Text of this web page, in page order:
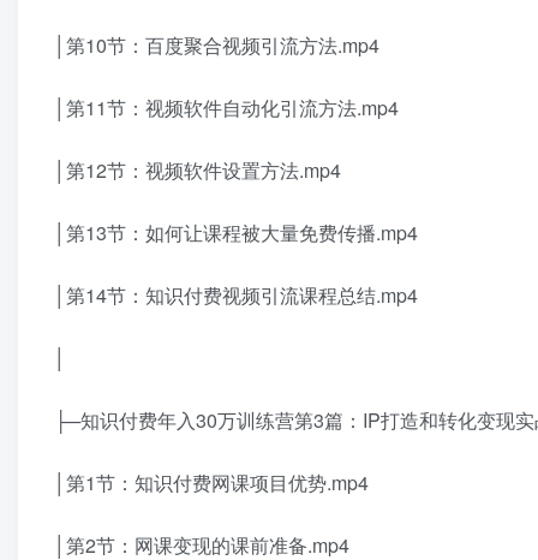
│第10节：百度聚合视频引流方法.mp4
│第11节：视频软件自动化引流方法.mp4
│第12节：视频软件设置方法.mp4
│第13节：如何让课程被大量免费传播.mp4
│第14节：知识付费视频引流课程总结.mp4
├─知识付费年入30万训练营第3篇：IP打造和转化变现
│第1节：知识付费网课项目优势.mp4
│第2节：网课变现的课前准备.mp4